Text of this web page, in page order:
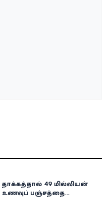
49 மில்லியன்
உணவுப் பஞ்சத்தை